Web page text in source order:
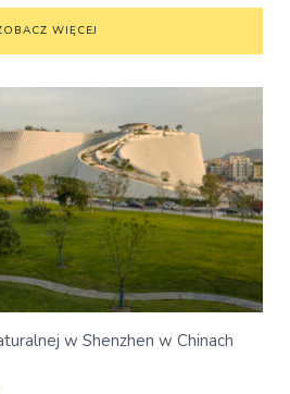
WIĘCEJ
w Shenzhen w Chinach